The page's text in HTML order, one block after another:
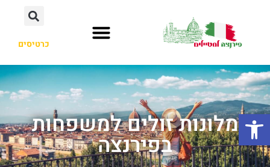
כרטיסים
מלונות זולים למשפחות
בפירנצה
פתח סרגל נגישות